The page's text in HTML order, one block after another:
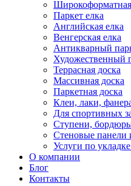
Широкоформатная
Паркет елка
Английская елка
Венгерская елка
Антикварный
Художественный
Террасная доска
Массивная доска
Паркетная доска
Клеи, лаки,
Для спортивных
Ступени,
Стеновые панели
Услуги по
О компании
Блог
Контакты